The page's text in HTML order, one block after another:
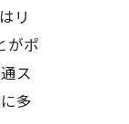
リ
がポ
ス
多